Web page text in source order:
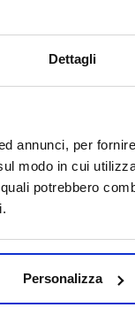
Dettagli
annunci, per
modo in cui
potrebbero
Personalizza